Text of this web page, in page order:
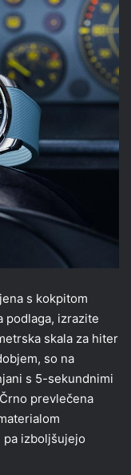
s kokpitom
podlaga, izrazite
skala za hiter
so na
s 5-sekundnimi
prevlečena
pa izboljšujejo